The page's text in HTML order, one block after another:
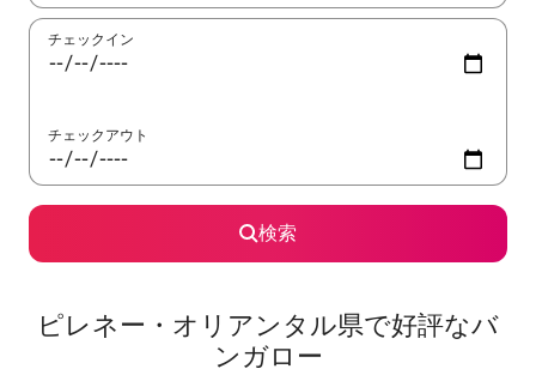
チェックイン
チェックアウト
検索
ピレネー・オリアンタル県で好評なバ
ンガロー